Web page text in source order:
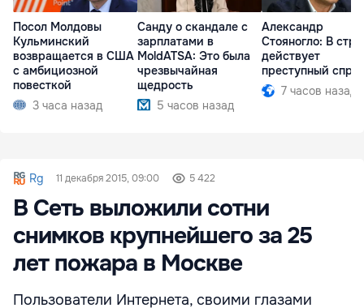
Посол Молдовы
Кульминский
возвращается в США
с амбициозной
повесткой
3 часа назад
Санду о скандале с
зарплатами в
MoldATSA: Это была
чрезвычайная
щедрость
5 часов назад
Александр
Стояногло: В
действует
преступный спрут
7 часов назад
Rg 11 декабря 2015, 09:00 5 422
В Сеть выложили сотни
снимков крупнейшего за 25
лет пожара в Москве
Пользователи Интернета, своими глазами